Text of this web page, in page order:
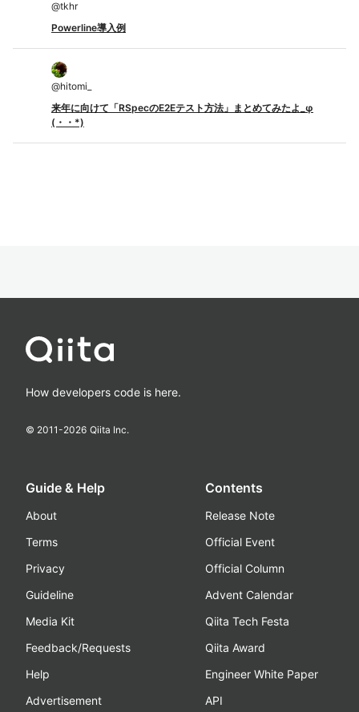
@tkhr
Powerline導入例
@hitomi_
来年に向けて「RSpecのE2Eテスト方法」まとめてみたよ_φ
(・・*)
How developers code is here.
© 2011-2026 Qiita Inc.
Guide & Help
About
Terms
Privacy
Guideline
Media Kit
Feedback/Requests
Help
Advertisement
Contents
Release Note
Official Event
Official Column
Advent Calendar
Qiita Tech Festa
Qiita Award
Engineer White Paper
API